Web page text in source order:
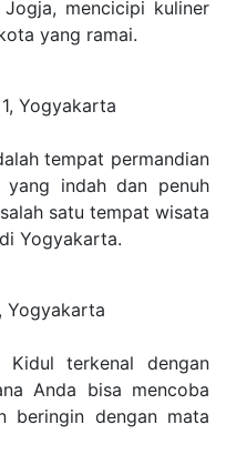
mencicipi kuliner
yang ramai.
Yogyakarta
tempat permandian
indah dan penuh
satu tempat wisata
Yogyakarta.
Yogyakarta
terkenal dengan
Anda bisa mencoba
beringin dengan mata